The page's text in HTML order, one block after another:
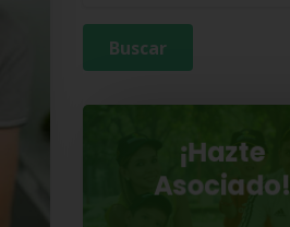
¡Hazte
Asociado!